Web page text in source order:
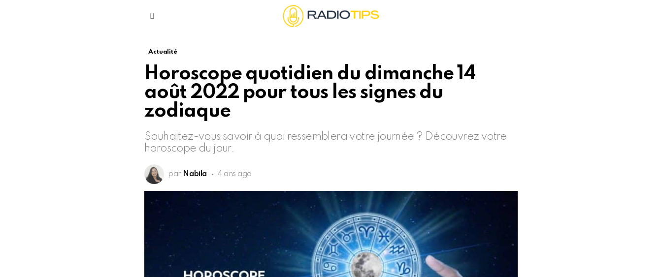
Actualité
Horoscope quotidien du dimanche 14
août 2022 pour tous les signes du
zodiaque
Souhaitez-vous savoir à quoi ressemblera votre journée ? Découvrez votre
horoscope du jour.
par Nabila 4 ans ago